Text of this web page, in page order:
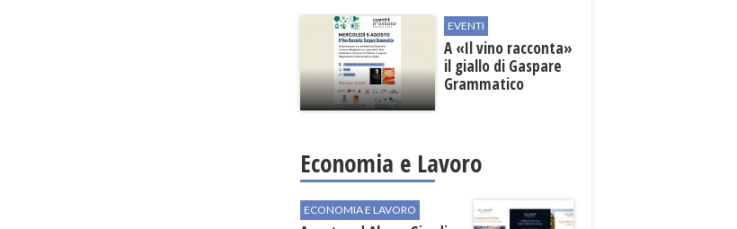
EVENTI
A «Il vino racconta»
il giallo di Gaspare
Grammatico
Economia e Lavoro
ECONOMIA E LAVORO